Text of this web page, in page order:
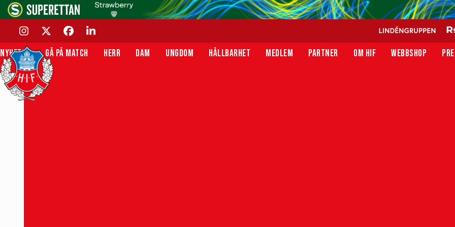
Skip
to
contentINSTAGRAM
TWITTERFACEBOOK
LINKEDIN
NYHETER GÅ PÅ MATCH HERR DAM UNGDOM HÅLLBARHET MEDLEM PARTNER OM HIF WEBBSHOP